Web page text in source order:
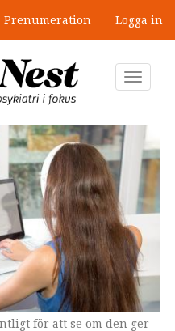
Prenumeration Logga in
Toggle
för att se om den ger
– just därför togs